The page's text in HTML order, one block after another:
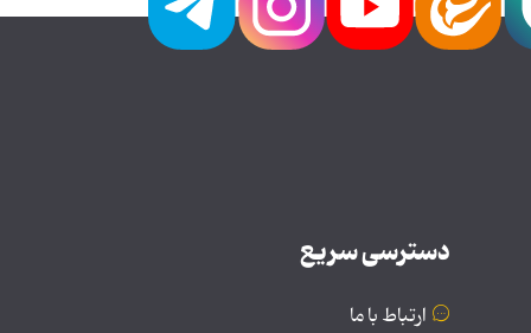
دسترسی سریع
ارتباط با ما